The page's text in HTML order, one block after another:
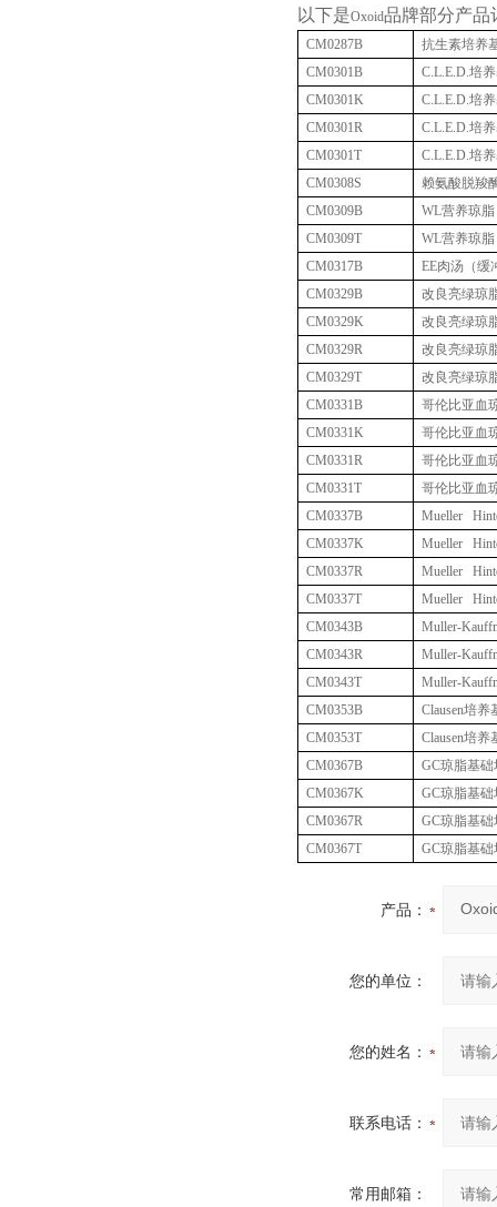
以下是Oxoid品牌部分产品
CM0287B
抗生素培养
CM0301B
C.L.E.D.培
CM0301K
C.L.E.D.培
CM0301R
C.L.E.D.培
CM0301T
C.L.E.D.培
CM0308S
赖氨酸脱羧
CM0309B
WL营养琼
CM0309T
WL营养琼
CM0317B
EE肉汤（缓
CM0329B
改良亮绿琼
CM0329K
改良亮绿琼
CM0329R
改良亮绿琼
CM0329T
改良亮绿琼
CM0331B
哥伦比亚血
CM0331K
哥伦比亚血
CM0331R
哥伦比亚血
CM0331T
哥伦比亚血
CM0337B
Mueller
CM0337K
Mueller
CM0337R
Mueller
CM0337T
Mueller
CM0343B
Muller-
CM0343R
Muller-
CM0343T
Muller-
CM0353B
Clausen培养
CM0353T
Clausen培养
CM0367B
GC琼脂基础
CM0367K
GC琼脂基础
CM0367R
GC琼脂基础
CM0367T
GC琼脂基础
产品：
您的单位：
您的姓名：
联系电话：
常用邮箱：